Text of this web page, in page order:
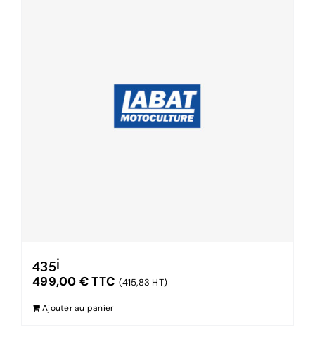
435i
499,00 €TTC (415,83 HT)
Ajouter au panier